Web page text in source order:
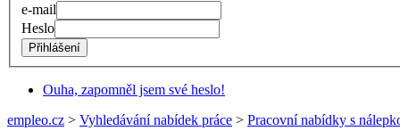
e-mail
Heslo
Ouha, zapomněl jsem své heslo!
empleo.cz > Vyhledávání nabídek práce > Pracovní nabídky s